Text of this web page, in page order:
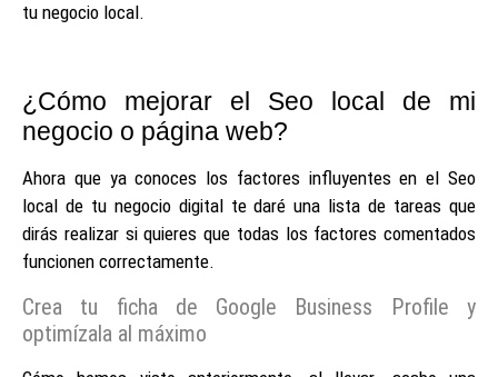
tu negocio local.
¿Cómo mejorar el Seo local de mi
negocio o página web?
Ahora que ya conoces los factores influyentes en el Seo
local de tu negocio digital te daré una lista de tareas que
dirás realizar si quieres que todas los factores comentados
funcionen correctamente.
Crea tu ficha de Google Business Profile y
optimízala al máximo